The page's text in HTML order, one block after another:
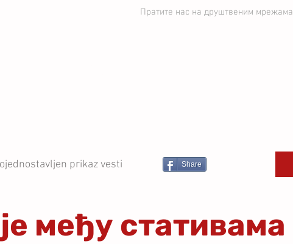
Пратите нас на друштвеним мрежама
prikaz vesti Share
међу стативама